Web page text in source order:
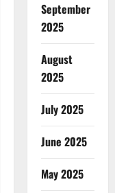
September
2025
August
2025
July 2025
June 2025
May 2025